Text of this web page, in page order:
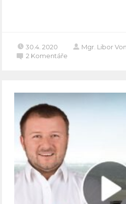
30.4. 2020
Mgr. Libor
2 Komentáře